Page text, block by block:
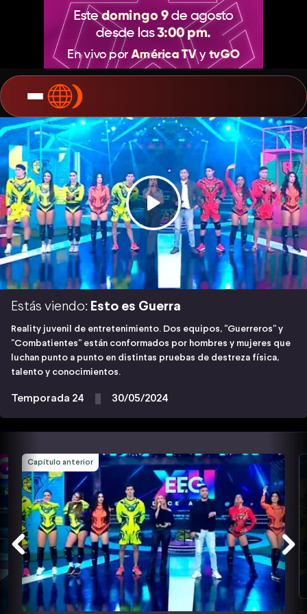
Estás viendo: Esto es Guerra
Reality juvenil de entretenimiento. Dos equipos, "Guerreros" y
"Combatientes" están conformados por hombres y mujeres que
luchan punto a punto en distintas pruebas de destreza física,
talento y conocimientos.
Temporada 24 30/05/2024
Capítulo anterior